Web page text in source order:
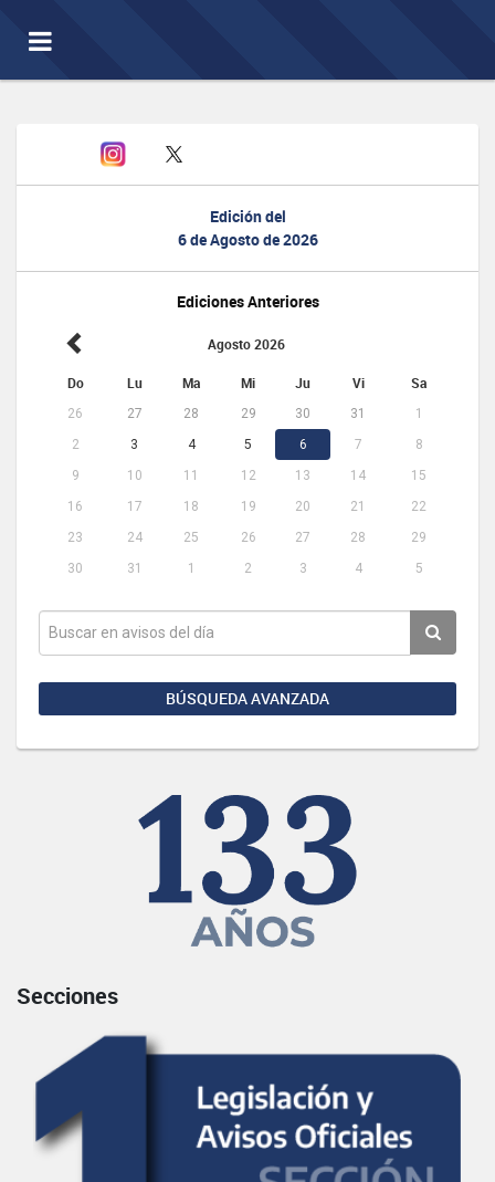
Toggle
navigation
Edición del
6 de Agosto de 2026
Ediciones Anteriores
Agosto 2026
Do Lu Ma Mi Ju Vi Sa
26 27 28 29 30 31
1
2
3 4 5 6 7
8
9
10 11 12 13 14
15
16
17 18 19 20 21
22
23
24 25 26 27 28
29
30
31 1 2 3 4 5
BÚSQUEDA AVANZADA
Secciones